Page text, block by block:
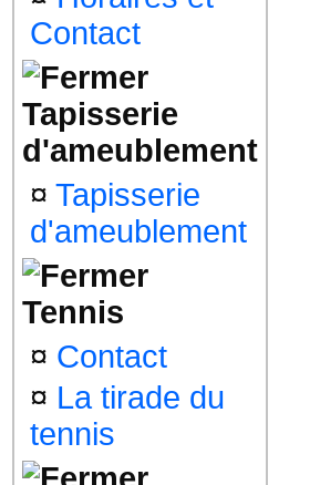
Contact
Tapisserie
d'ameublement
¤ Tapisserie
d'ameublement
Tennis
¤ Contact
¤ La tirade du
tennis